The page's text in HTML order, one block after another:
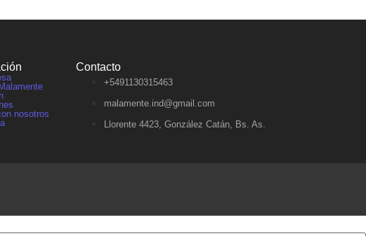
nosotros
Contacto
+5491130315463
malamente.ind@gmail.com
Llorente 4423, González Catán, Bs. As.